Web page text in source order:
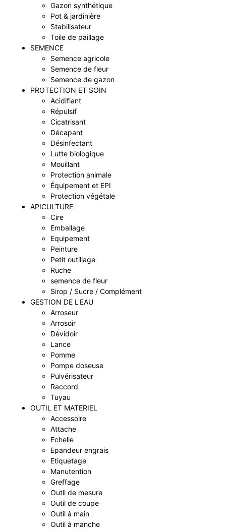
Gazon synthétique
Pot & jardinière
Stabilisateur
Toile de paillage
SEMENCE
Semence agricole
Semence de fleur
Semence de gazon
PROTECTION ET SOIN
Acidifiant
Répulsif
Cicatrisant
Décapant
Désinfectant
Lutte biologique
Mouillant
Protection animale
Équipement et EPI
Protection végétale
APICULTURE
Cire
Emballage
Equipement
Peinture
Petit outillage
Ruche
semence de fleur
Sirop / Sucre / Complément
GESTION DE L'EAU
Arroseur
Arrosoir
Dévidoir
Lance
Pomme
Pompe doseuse
Pulvérisateur
Raccord
Tuyau
OUTIL ET MATERIEL
Accessoire
Attache
Echelle
Epandeur engrais
Etiquetage
Manutention
Greffage
Outil de mesure
Outil de coupe
Outil à main
Outil à manche